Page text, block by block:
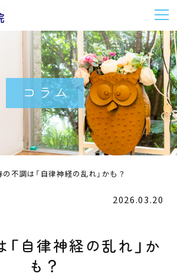
コラム
の不調は「自律神経の乱れ」かも？
2026.03.20
自律神経の乱れ」か
も？